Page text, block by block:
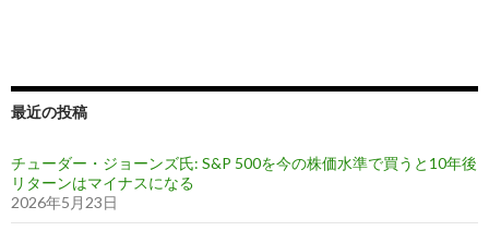
最近の投稿
チューダー・ジョーンズ氏: S&P 500を今の株価水準で買うと10年後
リターンはマイナスになる
2026年5月23日